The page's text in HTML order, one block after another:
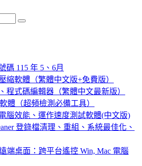
Search
碼 115 年 5、6月
縮軟體（繁體中文版+免費版）
程式碼編輯器（繁體中文最新版）
體（超頻檢測必備工具）
電腦效能、運作速度測試軟體(中文版)
登錄檔清理、重組、系統最佳化、
端桌面：跨平台遙控 Win, Mac 電腦